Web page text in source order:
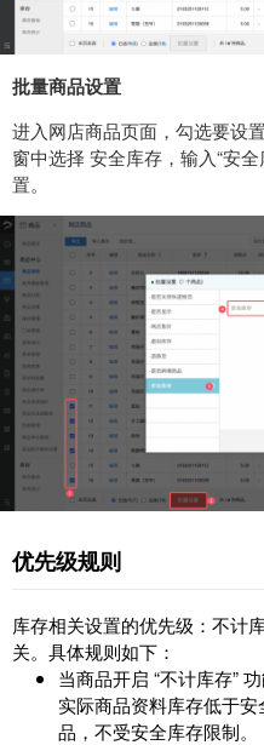
批量商品设置
进入网店商品页面，勾选要设
窗中选择 安全库存，输入“安
置。
优先级规则
库存相关设置的优先级：不计
关。具体规则如下：
当商品开启 “不计库存”
实际商品资料库存低于
品，不受安全库存限制。